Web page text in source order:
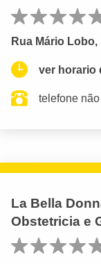
Rua Mário
ver horario
telefone
La Bella
Obstetricia e